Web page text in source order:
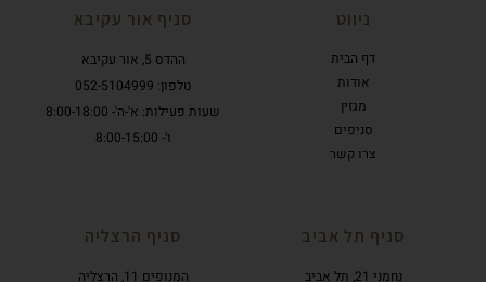
ניווט
דף הבית
אודות
מגזין
סניפים
צרו קשר
סניף אור עקיבא
ההדס 5, אור עקיבא
טלפון: 052-5104999
שעות פעילות: א'-ה'- 8:00-18:00
ו'- 8:00-15:00
סניף תל אביב
נחמני 21, תל אביב
סניף הרצליה
המנופים 11, הרצליה